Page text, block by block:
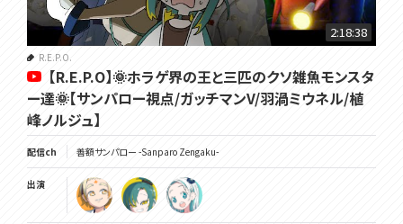
2:18:38
R.E.P.O.
【R.E.P.O】🌞ホラゲ界の王と三匹のクソ雑魚モンスタ
ー達🌞【サンパロー視点/ガッチマンV/羽渦ミウネル/植
峰ノルジュ】
配信ch 善額サンパロー -Sanparo Zengaku-
出演